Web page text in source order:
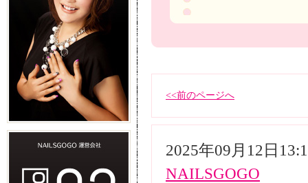
<<前のページへ
2025年09月12日
NAILSGOGO